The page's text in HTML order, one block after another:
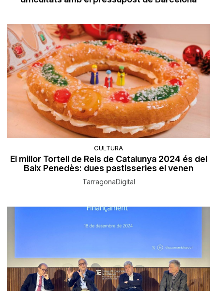
CULTURA
El millor Tortell de Reis de Catalunya 2024 és del
Baix Penedès: dues pastisseries el venen
TarragonaDigital